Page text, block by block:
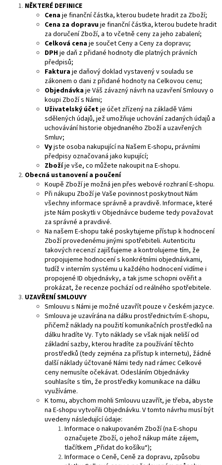
NĚKTERÉ DEFINICE
Cenaje finanční částka, kterou budete hradit za Zboží;
Cena za dopravuje finanční částka, kterou budete hradit
za doručení Zboží, a to včetně ceny za jeho zabalení;
Celková cenaje součet Ceny a Ceny za dopravu;
DPHje daň z přidané hodnoty dle platných právních
předpisů;
Fakturaje daňový doklad vystavený v souladu se
zákonem o dani z přidané hodnoty na Celkovou cenu;
Objednávkaje Váš závazný návrh na uzavření Smlouvy o
koupi Zboží s Námi;
Uživatelský účetje účet zřízený na základě Vámi
sdělených údajů, jež umožňuje uchování zadaných údajů a
uchovávání historie objednaného Zboží a uzavřených
Smluv;
Vyjste osoba nakupující na Našem E-shopu, právními
předpisy označovaná jako kupující;
Zbožíje vše, co můžete nakoupit na E-shopu.
Obecná ustanovení a poučení
Koupě Zboží je možná jen přes webové rozhraní E-shopu.
Při nákupu Zboží je Vaše povinnost poskytnout Nám
všechny informace správně a pravdivě. Informace, které
jste Nám poskytli v Objednávce budeme tedy považovat
za správné a pravdivé.
Na našem E-shopu také poskytujeme přístup k hodnocení
Zboží provedenému jinými spotřebiteli. Autenticitu
takových recenzí zajišťujeme a kontrolujeme tím, že
propojujeme hodnocení s konkrétními objednávkami,
tudíž v interním systému u každého hodnocení vidíme i
propojené ID objednávky, a tak jsme schopni ověřit a
prokázat, že recenze pochází od reálného spotřebitele.
UZAVŘENÍ SMLOUVY
Smlouvu s Námi je možné uzavřít pouze v českém jazyce.
Smlouva je uzavírána na dálku prostřednictvím E-shopu,
přičemž náklady na použití komunikačních prostředků na
dálku hradíte Vy. Tyto náklady se však nijak neliší od
základní sazby, kterou hradíte za používání těchto
prostředků (tedy zejména za přístup k internetu), žádné
další náklady účtované Námi tedy nad rámec Celkové
ceny nemusíte očekávat. Odesláním Objednávky
souhlasíte s tím, že prostředky komunikace na dálku
využíváme.
K tomu, abychom mohli Smlouvu uzavřít, je třeba, abyste
na E-shopu vytvořili Objednávku. V tomto návrhu musí být
uvedeny následující údaje:
Informace o nakupovaném Zboží (na E-shopu
označujete Zboží, o jehož nákup máte zájem,
tlačítkem „Přidat do košíku“);
Informace o Ceně, Ceně za dopravu, způsobu